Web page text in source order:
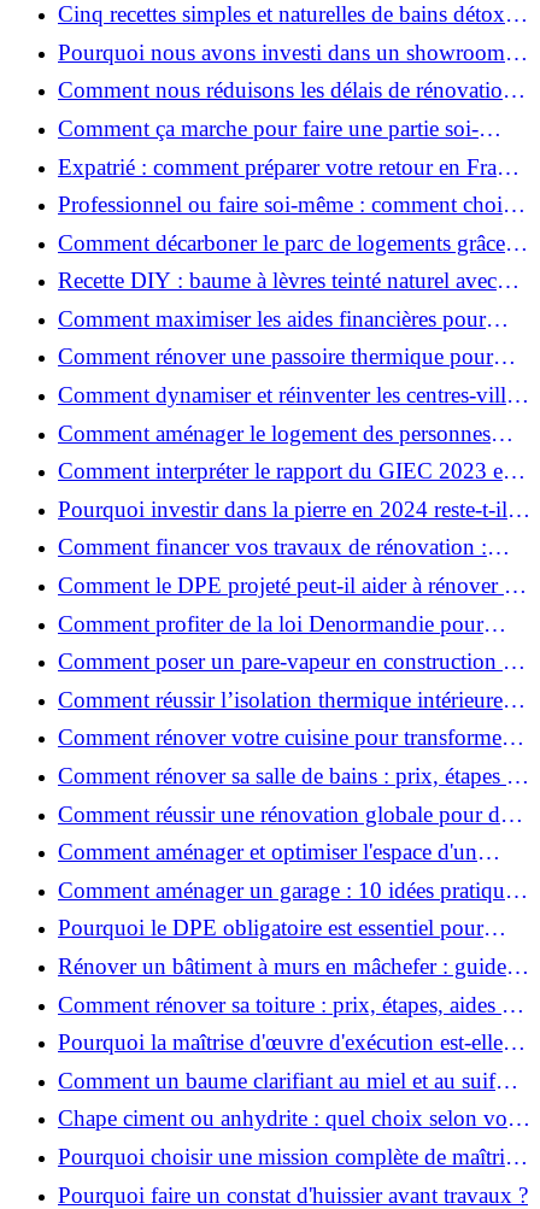
Cinq recettes simples et naturelles de bains détox
maison
Pourquoi nous avons investi dans un showroom-
atelier et ce que cela apporte aux clients
Comment nous réduisons les délais de rénovation à
3 mois au lieu de 6?
Comment ça marche pour faire une partie soi-
même et nous confier le reste ?
Expatrié : comment préparer votre retour en France
et rénover votre bien à distance ?
Professionnel ou faire soi-même : comment choisir
pour votre rénovation ?
Comment décarboner le parc de logements grâce à
la rénovation énergétique ?
Recette DIY : baume à lèvres teinté naturel avec
SPF
Comment maximiser les aides financières pour
votre rénovation ?
Comment rénover une passoire thermique pour
une maison durable ?
Comment dynamiser et réinventer les centres-villes
avec Action Cœur de Ville ?
Comment aménager le logement des personnes
âgées et obtenir des aides financières ?
Comment interpréter le rapport du GIEC 2023 et
en retenir l'essentiel ?
Pourquoi investir dans la pierre en 2024 reste-t-il
un choix sûr ?
Comment financer vos travaux de rénovation :
aides, prêts et solutions pratiques ?
Comment le DPE projeté peut-il aider à rénover et
valoriser votre bien ?
Comment profiter de la loi Denormandie pour
investir dans l'ancien et défiscaliser ?
Comment poser un pare-vapeur en construction et
rénovation : rôle et erreurs à éviter?
Comment réussir l’isolation thermique intérieure
pour une maison économe en énergie ?
Comment rénover votre cuisine pour transformer
votre espace de vie ?
Comment rénover sa salle de bains : prix, étapes et
astuces ?
Comment réussir une rénovation globale pour des
économies et un confort durables?
Comment aménager et optimiser l'espace d'un
studio : 10 astuces pratiques ?
Comment aménager un garage : 10 idées pratiques
et efficaces ?
Pourquoi le DPE obligatoire est essentiel pour
vendre ou louer un bien ?
Rénover un bâtiment à murs en mâchefer : guide
pratique et solutions
Comment rénover sa toiture : prix, étapes, aides et
réglementation ?
Pourquoi la maîtrise d'œuvre d'exécution est-elle
indispensable pour vos chantiers ?
Comment un baume clarifiant au miel et au suif
peut-il purifier la peau ?
Chape ciment ou anhydrite : quel choix selon votre
projet ?
Pourquoi choisir une mission complète de maîtrise
d’œuvre pour réussir vos projets?
Pourquoi faire un constat d'huissier avant travaux ?